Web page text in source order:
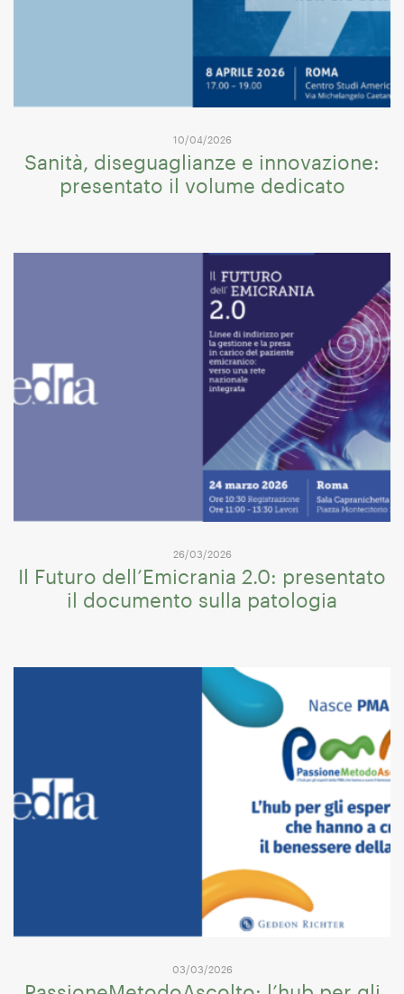
10/04/2026
Sanità, diseguaglianze e innovazione:
presentato il volume dedicato
26/03/2026
Il Futuro dell’Emicrania 2.0: presentato
il documento sulla patologia
03/03/2026